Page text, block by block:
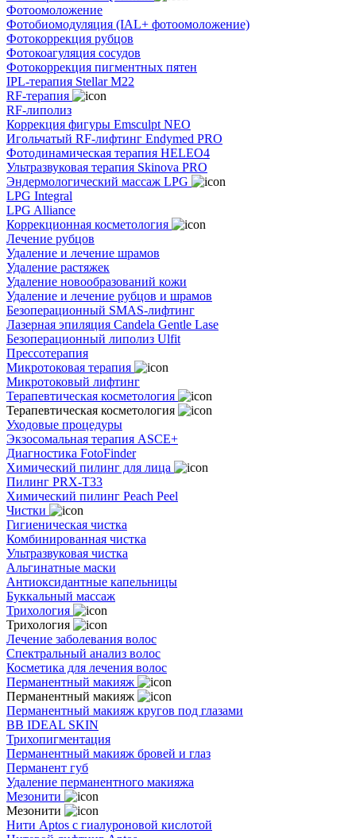
Фотоомоложение
Фотобиомодуляция (IAL+ фотоомоложение)
Фотокоррекция рубцов
Фотокоагуляция сосудов
Фотокоррекция пигментных пятен
IPL-терапия Stellar M22
RF-терапия
RF-липолиз
Коррекция фигуры Emsculpt NEO
Игольчатый RF-лифтинг Endymed PRO
Фотодинамическая терапия HELEO4
Ультразвуковая терапия Skinova PRO
Эндермологический массаж LPG
LPG Integral
LPG Alliance
Коррекционная косметология
Лечение рубцов
Удаление и лечение шрамов
Удаление растяжек
Удаление новообразований кожи
Удаление и лечение рубцов и шрамов
Безоперационный SMAS-лифтинг
Лазерная эпиляция Candela Gentle Lase
Безоперационный липолиз Ulfit
Прессотерапия
Микротоковая терапия
Микротоковый лифтинг
Терапевтическая косметология
Терапевтическая косметология
Уходовые процедуры
Экзосомальная терапия ASCE+
Диагностика FotoFinder
Химический пилинг для лица
Пилинг PRX-T33
Химический пилинг Peach Peel
Чистки
Гигиеническая чистка
Комбинированная чистка
Ультразвуковая чистка
Альгинатные маски
Антиоксидантные капельницы
Буккальный массаж
Трихология
Трихология
Лечение заболевания волос
Спектральный анализ волос
Косметика для лечения волос
Перманентный макияж
Перманентный макияж
Перманентный макияж кругов под глазами
BB IDEAL SKIN
Трихопигментация
Перманентный макияж бровей и глаз
Перманент губ
Удаление перманентного макияжа
Мезонити
Мезонити
Нити Aptos с гиалуроновой кислотой